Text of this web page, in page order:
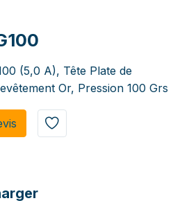
(5,0 A), Tête Plate de
Or, Pression 100 Grs